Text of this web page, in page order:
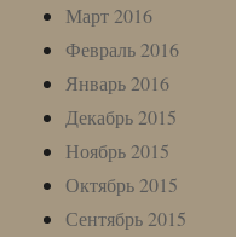
Март 2016
Февраль 2016
Январь 2016
Декабрь 2015
Ноябрь 2015
Октябрь 2015
Сентябрь 2015